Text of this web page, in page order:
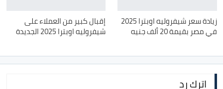
زيادة سعر شيفروليه اوبترا 2025
في مصر بقيمة 20 ألف جنيه
إقبال كبير من العملاء على
شيفروليه اوبترا 2025 الجديدة
اترك رد